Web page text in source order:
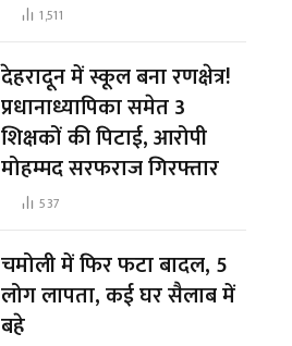
1,511
देहरादून में स्कूल बना रणक्षेत्र!
प्रधानाध्यापिका समेत 3
शिक्षकों की पिटाई, आरोपी
मोहम्मद सरफराज गिरफ्तार
537
चमोली में फिर फटा बादल, 5
लोग लापता, कई घर सैलाब में
बहे